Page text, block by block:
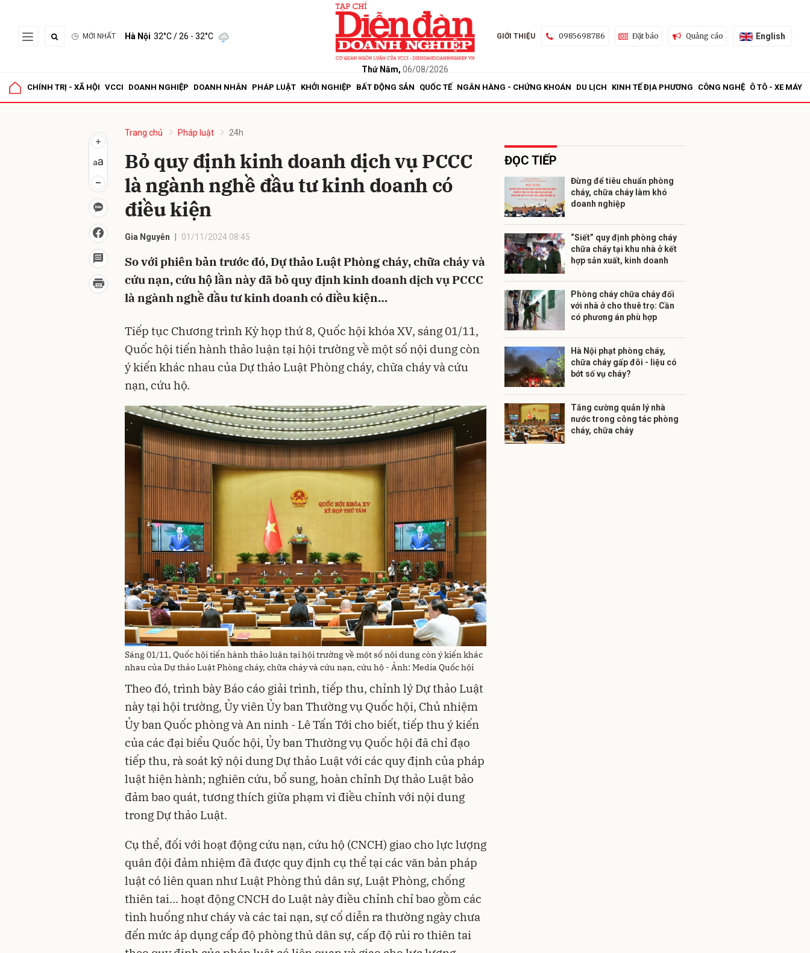
MỚI NHẤT Hà Nội 32°C/ 26 - 32°C
Thứ Năm, 06/08/2026
GIỚI THIỆU 0985698786 Đặt báo Quảng cáo English
CHÍNH TRỊ - XÃ HỘI VCCI DOANH NGHIỆP DOANH NHÂN PHÁP LUẬT KHỞI NGHIỆP BẤT ĐỘNG SẢN QUỐC TẾ NGÂN HÀNG - CHỨNG KHOÁN DU LỊCH KINH TẾ ĐỊA PHƯƠNG CÔNG NGHỆ Ô TÔ - XE MÁY
Trang chủ Pháp luật 24h
Bỏ quy định kinh doanh dịch vụ PCCC
là ngành nghề đầu tư kinh doanh có
điều kiện
Gia Nguyễn 01/11/2024 08:45
So với phiên bản trước đó, Dự thảo Luật Phòng cháy, chữa cháy và
cứu nạn, cứu hộ lần này đã bỏ quy định kinh doanh dịch vụ PCCC
là ngành nghề đầu tư kinh doanh có điều kiện…
Tiếp tục Chương trình Kỳ họp thứ 8, Quốc hội khóa XV, sáng 01/11,
Quốc hội tiến hành thảo luận tại hội trường về một số nội dung còn
ý kiến khác nhau của Dự thảo Luật Phòng cháy, chữa cháy và cứu
nạn, cứu hộ.
Sáng 01/11, Quốc hội tiến hành thảo luận tại hội trường về một số nội dung còn ý kiến khác
nhau của Dự thảo Luật Phòng cháy, chữa cháy và cứu nạn, cứu hộ - Ảnh: Media Quốc hội
Theo đó, trình bày Báo cáo giải trình, tiếp thu, chỉnh lý Dự thảo Luật
này tại hội trường, Ủy viên Ủy ban Thường vụ Quốc hội, Chủ nhiệm
Ủy ban Quốc phòng và An ninh - Lê Tấn Tới cho biết, tiếp thu ý kiến
của các đại biểu Quốc hội, Ủy ban Thường vụ Quốc hội đã chỉ đạo
tiếp thu, rà soát kỹ nội dung Dự thảo Luật với các quy định của pháp
luật hiện hành; nghiên cứu, bổ sung, hoàn chỉnh Dự thảo Luật bảo
đảm bao quát, tương thích giữa phạm vi điều chỉnh với nội dung
trong Dự thảo Luật.
Cụ thể, đối với hoạt động cứu nạn, cứu hộ (CNCH) giao cho lực lượng
quân đội đảm nhiệm đã được quy định cụ thể tại các văn bản pháp
luật có liên quan như Luật Phòng thủ dân sự, Luật Phòng, chống
thiên tai... hoạt động CNCH do Luật này điều chỉnh chỉ bao gồm các
tình huống như cháy và các tai nạn, sự cố diễn ra thường ngày chưa
đến mức áp dụng cấp độ phòng thủ dân sự, cấp độ rủi ro thiên tai
ĐỌC TIẾP
Đừng để tiêu chuẩn phòng
cháy, chữa cháy làm khó
doanh nghiệp
“Siết” quy định phòng cháy
chữa cháy tại khu nhà ở kết
hợp sản xuất, kinh doanh
Phòng cháy chữa cháy đối
với nhà ở cho thuê trọ: Cần
có phương án phù hợp
Hà Nội phạt phòng cháy,
chữa cháy gấp đôi - liệu có
bớt số vụ cháy?
Tăng cường quản lý nhà
nước trong công tác phòng
cháy, chữa cháy
Gửi